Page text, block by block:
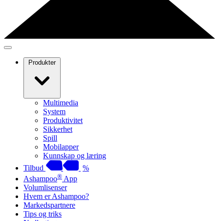
Produkter
Multimedia
System
Produktivitet
Sikkerhet
Spill
Mobilapper
Kunnskap og læring
Tilbud
%
Ashampoo® App
Volumlisenser
Hvem er Ashampoo?
Markedspartnere
Tips og triks